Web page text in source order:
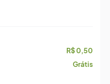
R$ 0,50
Grátis